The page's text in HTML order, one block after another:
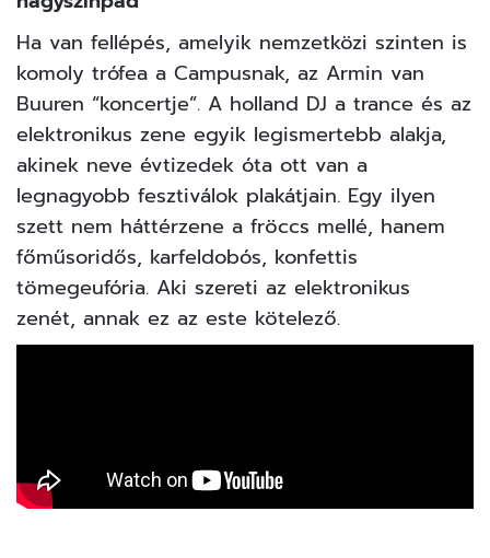
Ha van fellépés, amelyik nemzetközi szinten is
komoly trófea a Campusnak, az Armin van
Buuren “koncertje”. A holland DJ a trance és az
elektronikus zene egyik legismertebb alakja,
akinek neve évtizedek óta ott van a
legnagyobb fesztiválok plakátjain. Egy ilyen
szett nem háttérzene a fröccs mellé, hanem
főműsoridős, karfeldobós, konfettis
tömegeufória. Aki szereti az elektronikus
zenét, annak ez az este kötelező.